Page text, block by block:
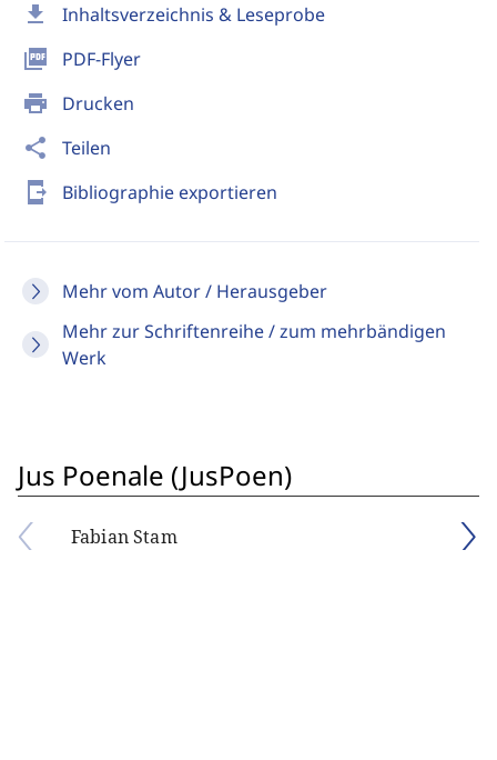
download Inhaltsverzeichnis & Leseprobe
picture_as_pdf PDF-Flyer
print Drucken
share Teilen
send_to_mobile Bibliographie exportieren
Mehr vom Autor / Herausgeber
Mehr zur Schriftenreihe / zum mehrbändigen
Werk
Jus Poenale (JusPoen)
Fabian Stam